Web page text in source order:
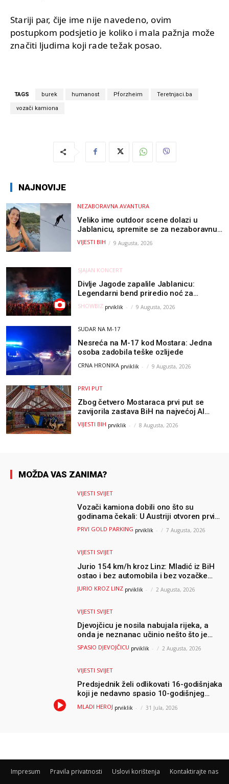
Stariji par, čije ime nije navedeno, ovim
postupkom podsjetio je koliko i mala pažnja može
značiti ljudima koji rade težak posao.
TAGS burek humanost Pforzheim Teretnjaci.ba
vozači kamiona
NAJNOVIJE
NEZABORAVNA AVANTURA
Veliko ime outdoor scene dolazi u
Jablanicu, spremite se za nezaboravnu
avanturu (VIDEO) !
VIJESTI BIH 9 Augusta, 2026
SJAJAN KONCERT
Divlje Jagode zapalile Jablanicu:
Legendarni bend priredio noć za
pamćenje
SHOWBIZ prviklik - 9 Augusta, 2026
SUDAR NA M-17
Nesreća na M-17 kod Mostara: Jedna
osoba zadobila teške ozlijede
CRNA HRONIKA prviklik - 9 Augusta, 2026
PRVI PUT
Zbog četvero Mostaraca prvi put se
zavijorila zastava BiH na najvećoj AI
olimpijadi, a sada je njihov mentor
postao član komiteta Međunarodne
VIJESTI BIH prviklik - 8 Augusta, 2026
MOŽDA VAS ZANIMA?
VIJESTI SVIJET
Vozači kamiona dobili ono što su
godinama čekali: U Austriji otvoren prvi
GOLD sigurni parking
PRVI GOLD PARKING prviklik - 7 Augusta, 2026
VIJESTI SVIJET
Jurio 154 km/h kroz Linz: Mladić iz BiH
ostao i bez automobila i bez vozačke
dozvole
JURIO KROZ LINZ prviklik - 2 Augusta, 2026
VIJESTI SVIJET
Djevojčicu je nosila nabujala rijeka, a
onda je neznanac učinio nešto što je
mnoge ostavilo bez riječi
SPASIO DJEVOJČICU prviklik - 2 Augusta, 2026
VIJESTI SVIJET
Predsjednik želi odlikovati 16-godišnjaka
koji je nedavno spasio 10-godišnjeg
dječaka iz smrtonosnih valova
MLADI HEROJ prviklik - 31 Jula, 2026
Impresum Pravila privatnosti Uslovi korištenja Kontaktirajte nas